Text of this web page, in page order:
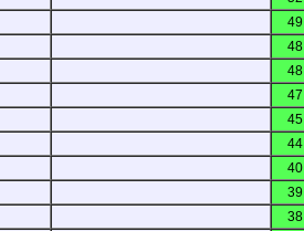
49
48
48
47
45
44
40
39
38